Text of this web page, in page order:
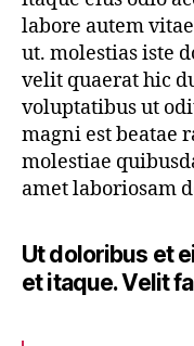
labore autem
ut. molestias iste
velit quaerat hic
voluptatibus ut
magni est beatae
molestiae
amet laboriosam
Ut doloribus et
et itaque. Velit